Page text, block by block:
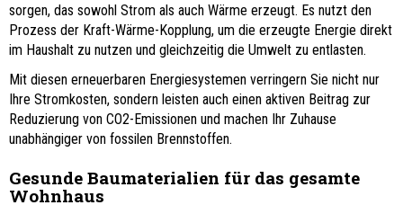
sorgen, das sowohl Strom als auch Wärme erzeugt. Es nutzt den
Prozess der Kraft-Wärme-Kopplung, um die erzeugte Energie direkt
im Haushalt zu nutzen und gleichzeitig die Umwelt zu entlasten.
Mit diesen erneuerbaren Energiesystemen verringern Sie nicht nur
Ihre Stromkosten, sondern leisten auch einen aktiven Beitrag zur
Reduzierung von CO2-Emissionen und machen Ihr Zuhause
unabhängiger von fossilen Brennstoffen.
Gesunde Baumaterialien für das gesamte
Wohnhaus